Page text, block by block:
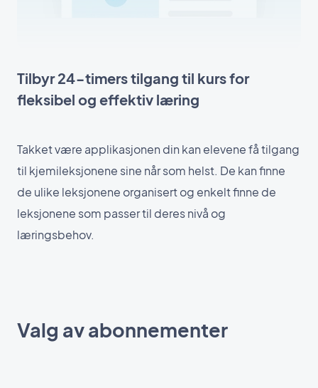
Tilbyr 24-timers tilgang til kurs for
fleksibel og effektiv læring
Takket være applikasjonen din kan elevene få tilgang
til kjemileksjonene sine når som helst. De kan finne
de ulike leksjonene organisert og enkelt finne de
leksjonene som passer til deres nivå og
læringsbehov.
Valg av abonnementer